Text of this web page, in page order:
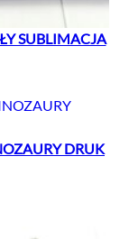
SUBLIMACJA
DRUK